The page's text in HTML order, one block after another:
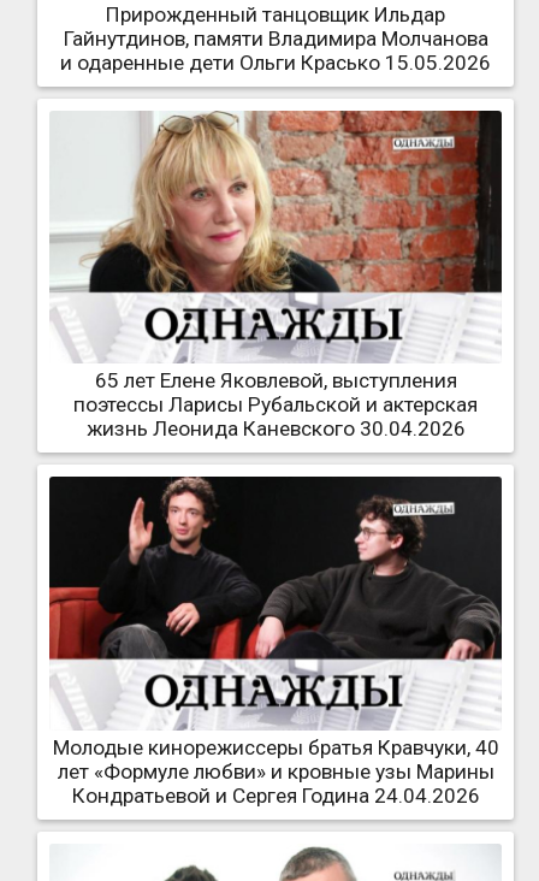
Прирожденный танцовщик Ильдар
Гайнутдинов, памяти Владимира Молчанова
и одаренные дети Ольги Красько 15.05.2026
65 лет Елене Яковлевой, выступления
поэтессы Ларисы Рубальской и актерская
жизнь Леонида Каневского 30.04.2026
Молодые кинорежиссеры братья Кравчуки, 40
лет «Формуле любви» и кровные узы Марины
Кондратьевой и Сергея Година 24.04.2026